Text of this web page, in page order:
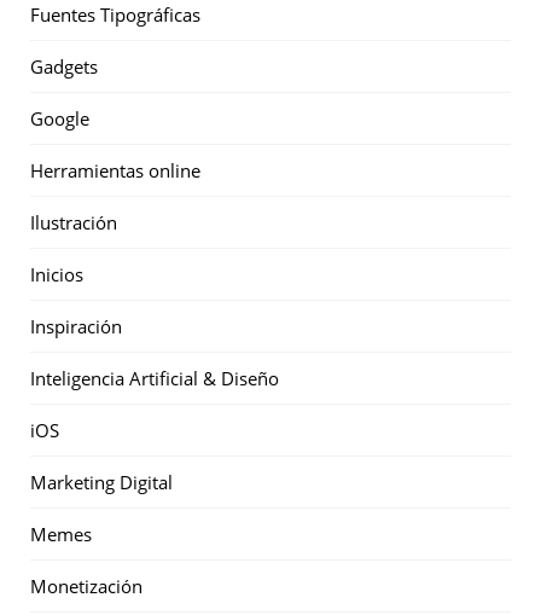
Fuentes Tipográficas
Gadgets
Google
Herramientas online
Ilustración
Inicios
Inspiración
Inteligencia Artificial & Diseño
iOS
Marketing Digital
Memes
Monetización